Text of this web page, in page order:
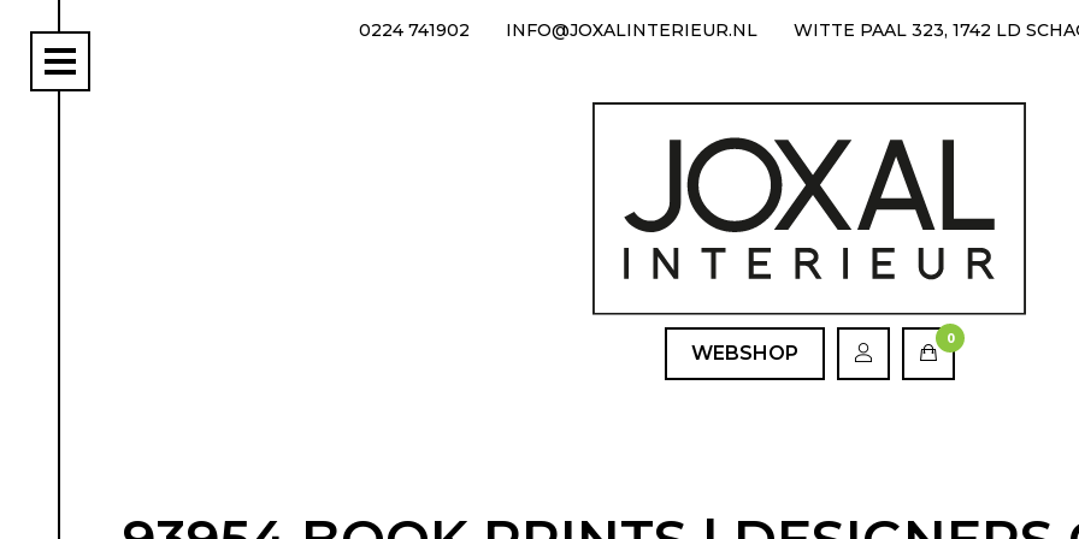
0224 741902 INFO@JOXALINTERIEUR.NL WITTE PAAL 323, 1742 LD
WEBSHOP
0